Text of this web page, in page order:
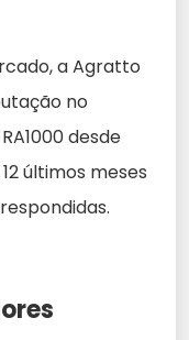
a Agratto
no
desde
últimos meses